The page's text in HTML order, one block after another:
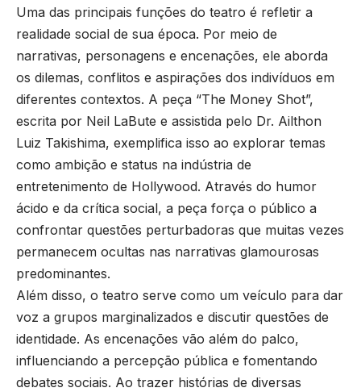
Uma das principais funções do teatro é refletir a
realidade social de sua época. Por meio de
narrativas, personagens e encenações, ele aborda
os dilemas, conflitos e aspirações dos indivíduos em
diferentes contextos. A peça “The Money Shot”,
escrita por Neil LaBute e assistida pelo Dr. Ailthon
Luiz Takishima, exemplifica isso ao explorar temas
como ambição e status na indústria de
entretenimento de Hollywood. Através do humor
ácido e da crítica social, a peça força o público a
confrontar questões perturbadoras que muitas vezes
permanecem ocultas nas narrativas glamourosas
predominantes.
Além disso, o teatro serve como um veículo para dar
voz a grupos marginalizados e discutir questões de
identidade. As encenações vão além do palco,
influenciando a percepção pública e fomentando
debates sociais. Ao trazer histórias de diversas